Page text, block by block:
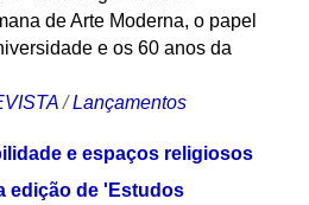
de Arte Moderna, o papel
e os 60 anos da
/Lançamentos
e espaços religiosos
edição de 'Estudos